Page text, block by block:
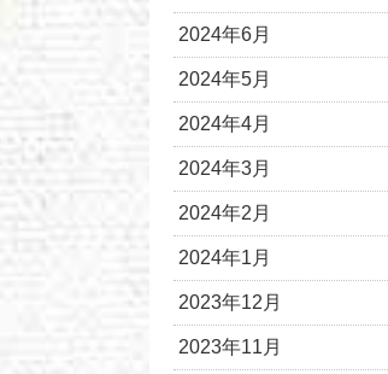
2024年6月
2024年5月
2024年4月
2024年3月
2024年2月
2024年1月
2023年12月
2023年11月